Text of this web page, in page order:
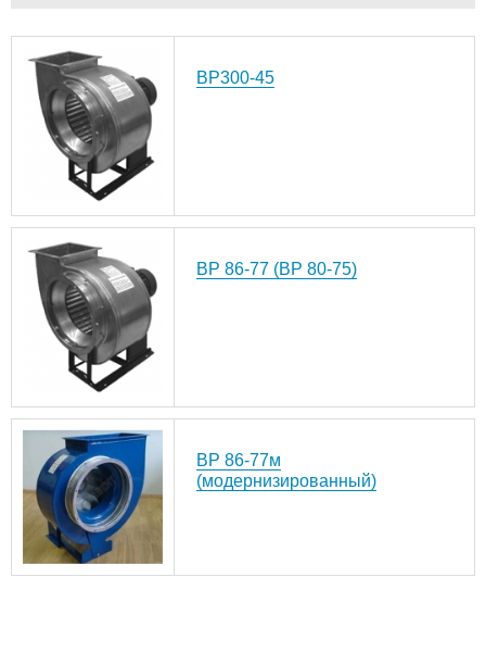
ВР300-45
ВР 86-77 (ВР 80-75)
ВР 86-77м
(модернизированный)